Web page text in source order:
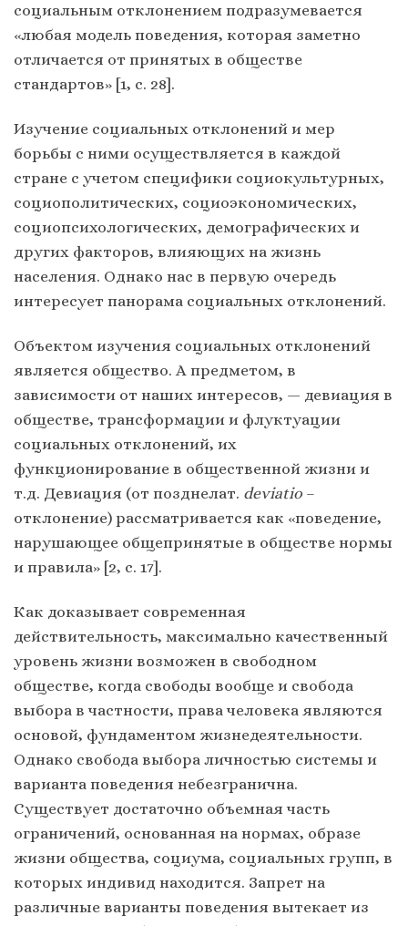
социальным отклонением подразумевается
«любая модель поведения, которая заметно
отличается от принятых в обществе
стандартов» [1, с. 28].
Изучение социальных отклонений и мер
борьбы с ними осуществляется в каждой
стране с учетом специфики социокультурных,
социополитических, социоэкономических,
социопсихологических, демографических и
других факторов, влияющих на жизнь
населения. Однако нас в первую очередь
интересует панорама социальных отклонений.
Объектом изучения социальных отклонений
является общество. А предметом, в
зависимости от наших интересов, — девиация в
обществе, трансформации и флуктуации
социальных отклонений, их
функционирование в общественной жизни и
т.д. Девиация (от позднелат. deviatio –
отклонение) рассматривается как «поведение,
нарушающее общепринятые в обществе нормы
и правила» [2, с. 17].
Как доказывает современная
действительность, максимально качественный
уровень жизни возможен в свободном
обществе, когда свободы вообще и свобода
выбора в частности, права человека являются
основой, фундаментом жизнедеятельности.
Однако свобода выбора личностью системы и
варианта поведения небезгранична.
Существует достаточно объемная часть
ограничений, основанная на нормах, образе
жизни общества, социума, социальных групп, в
которых индивид находится. Запрет на
различные варианты поведения вытекает из